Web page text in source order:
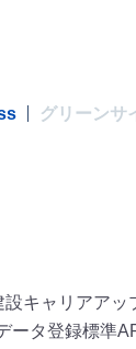
グリーンサ
キャリアア
タ登録標準